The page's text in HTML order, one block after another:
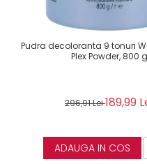
Pudra decoloranta 9 tonuri
Plex Powder, 800 g
296,91 Lei189,99
ADAUGA IN COS